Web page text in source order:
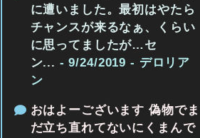
に遭いました。最初はやたら
チャンスが来るなぁ、くらい
に思ってましたが…セ
ン... - 9/24/2019 - デロリア
ン
おはよーございます 偽物でま
だ立ち直れてないにくまんで